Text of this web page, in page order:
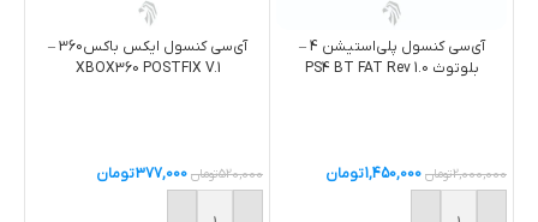
آی‌سی کنسول پلی‌استیشن 4 –
بلوتوث PS4 BT FAT Rev 1.0
2,000,000تومان 1,450,000تومان
آی‌سی کنسول ایکس باکس360 –
XBOX360 POSTFIX V.1
520,000تومان 377,000تومان